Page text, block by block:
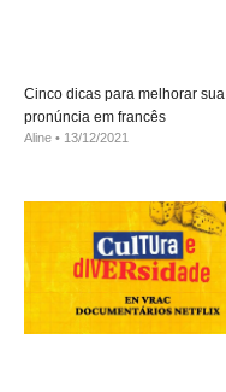
Cinco dicas para melhorar sua
pronúncia em francês
Aline 13/12/2021